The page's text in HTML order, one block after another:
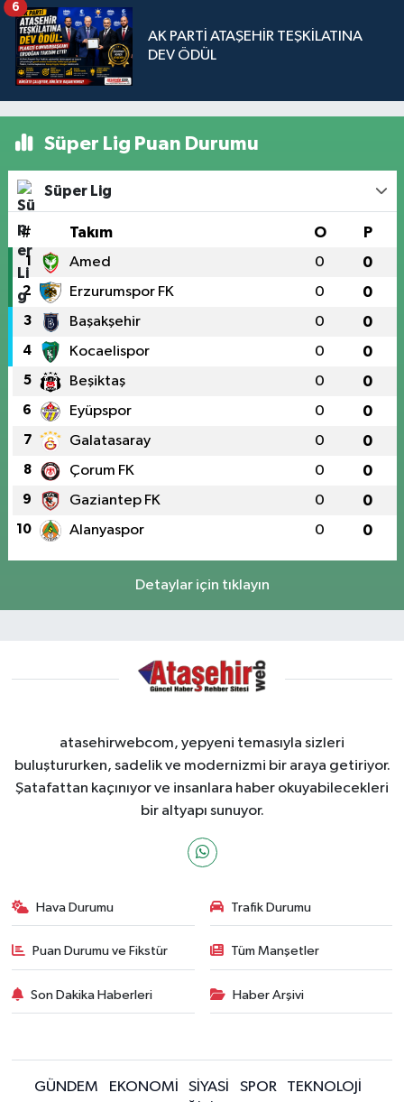
AK PARTİ ATAŞEHİR TEŞKİLATINA
DEV ÖDÜL
6
Süper Lig Puan Durumu
Süper Lig
# Takım O P
1 Amed 0 0
2 Erzurumspor FK 0 0
3 Başakşehir 0 0
4 Kocaelispor 0 0
5 Beşiktaş 0 0
6 Eyüpspor 0 0
7 Galatasaray 0 0
8 Çorum FK 0 0
9 Gaziantep FK 0 0
10 Alanyaspor 0 0
Detaylar için tıklayın
atasehirwebcom, yepyeni temasıyla sizleri
buluştururken, sadelik ve modernizmi bir araya getiriyor.
Şatafattan kaçınıyor ve insanlara haber okuyabilecekleri
bir altyapı sunuyor.
Hava Durumu Trafik Durumu
Puan Durumu ve Fikstür Tüm Manşetler
Son Dakika Haberleri Haber Arşivi
GÜNDEM EKONOMİ SİYASİ SPOR TEKNOLOJİ